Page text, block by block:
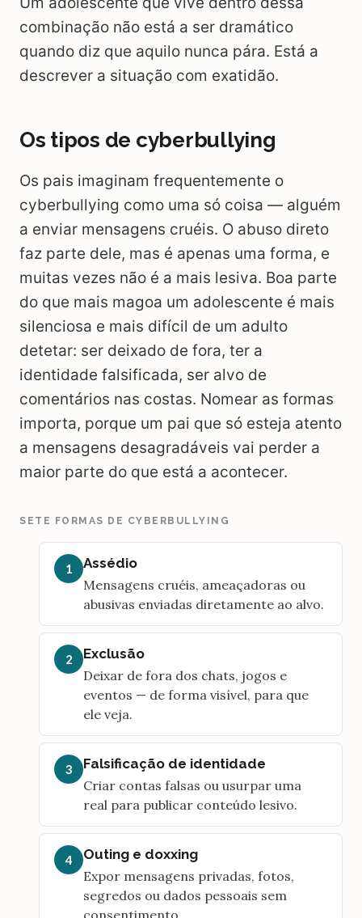
combinação não está a ser dramático
quando diz que aquilo nunca pára. Está a
descrever a situação com exatidão.
Os tipos de cyberbullying
Os pais imaginam frequentemente o
cyberbullying como uma só coisa — alguém
a enviar mensagens cruéis. O abuso direto
faz parte dele, mas é apenas uma forma, e
muitas vezes não é a mais lesiva. Boa parte
do que mais magoa um adolescente é mais
silenciosa e mais difícil de um adulto
detetar: ser deixado de fora, ter a
identidade falsificada, ser alvo de
comentários nas costas. Nomear as formas
importa, porque um pai que só esteja atento
a mensagens desagradáveis vai perder a
maior parte do que está a acontecer.
SETE FORMAS DE CYBERBULLYING
1
Assédio
Mensagens cruéis, ameaçadoras ou
abusivas enviadas diretamente ao alvo.
2
Exclusão
Deixar de fora dos chats, jogos e
eventos — de forma visível, para que
ele veja.
3
Falsificação de identidade
Criar contas falsas ou usurpar uma
real para publicar conteúdo lesivo.
4
Outing e doxxing
Expor mensagens privadas, fotos,
segredos ou dados pessoais sem
consentimento.